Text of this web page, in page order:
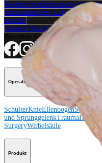
Medizinproduktberater:in
Veranstaltungen, Lab-
ansehen
Unseren Newsletter abonnieren
Besuchen Sie uns
Operationsverfahren
SchulterKnieEllenbogen
und SprunggelenkTraumaHüfte
SurgeryWirbelsäule
Produkt